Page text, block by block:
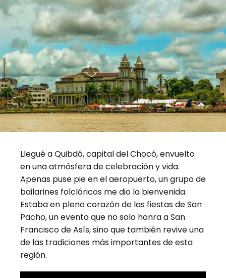
Llegué a Quibdó, capital del Chocó, envuelto
en una atmósfera de celebración y vida.
Apenas puse pie en el aeropuerto, un grupo de
bailarines folclóricos me dio la bienvenida.
Estaba en pleno corazón de las fiestas de San
Pacho, un evento que no solo honra a San
Francisco de Asís, sino que también revive una
de las tradiciones más importantes de esta
región.